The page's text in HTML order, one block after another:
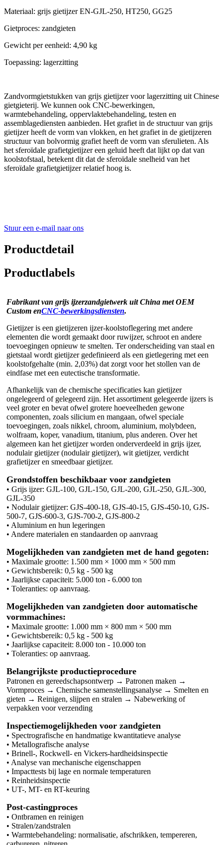
Materiaal: grijs gietijzer EN-GJL-250, HT250, GG25
Gietproces: zandgieten
Gewicht per eenheid: 4,90 kg
Toepassing: lagerzitting
Zandvormgietstukken van grijs gietijzer voor lagerzitting uit Chinese
gietgieterij. We kunnen ook CNC-bewerkingen,
warmtebehandeling, oppervlaktebehandeling, testen en
assemblagediensten aanbieden. Het grafiet in de structuur van grijs
gietijzer heeft de vorm van vlokken, en het grafiet in de gietijzeren
structuur van bolvormig grafiet heeft de vorm van sferulieten. Als
het sferoïdale grafietgietijzer een geluid heeft dat lijkt op dat van
koolstofstaal, betekent dit dat de sferoïdale snelheid van het
sferoïdale grafietgietijzer relatief hoog is.
Stuur een e-mail naar ons
Productdetail
Productlabels
Fabrikant van grijs ijzerzandgietwerk uit China met OEM
Custom enCNC-bewerkingsdiensten.
Gietijzer is een gietijzeren ijzer-koolstoflegering met andere
elementen die wordt gemaakt door ruwijzer, schroot en andere
toevoegingen opnieuw te smelten. Ter onderscheiding van staal en
gietstaal wordt gietijzer gedefinieerd als een gietlegering met een
koolstofgehalte (min. 2,03%) dat zorgt voor het stollen van de
eindfase met een eutectische transformatie.
Afhankelijk van de chemische specificaties kan gietijzer
ongelegeerd of gelegeerd zijn. Het assortiment gelegeerde ijzers is
veel groter en bevat ofwel grotere hoeveelheden gewone
componenten, zoals silicium en mangaan, ofwel speciale
toevoegingen, zoals nikkel, chroom, aluminium, molybdeen,
wolfraam, koper, vanadium, titanium, plus anderen. Over het
algemeen kan het gietijzer worden onderverdeeld in grijs ijzer,
nodulair gietijzer (nodulair gietijzer), wit gietijzer, verdicht
grafietijzer en smeedbaar gietijzer.
Grondstoffen beschikbaar voor zandgieten
• Grijs ijzer: GJL-100, GJL-150, GJL-200, GJL-250, GJL-300,
GJL-350
• Nodulair gietijzer: GJS-400-18, GJS-40-15, GJS-450-10, GJS-
500-7, GJS-600-3, GJS-700-2, GJS-800-2
• Aluminium en hun legeringen
• Andere materialen en standaarden op aanvraag
Mogelijkheden van zandgieten met de hand gegoten:
• Maximale grootte: 1.500 mm × 1000 mm × 500 mm
• Gewichtsbereik: 0,5 kg - 500 kg
• Jaarlijkse capaciteit: 5.000 ton - 6.000 ton
• Toleranties: op aanvraag.
Mogelijkheden van zandgieten door automatische
vormmachines:
• Maximale grootte: 1.000 mm × 800 mm × 500 mm
• Gewichtsbereik: 0,5 kg - 500 kg
• Jaarlijkse capaciteit: 8.000 ton - 10.000 ton
• Toleranties: op aanvraag.
Belangrijkste productieprocedure
Patronen en gereedschapsontwerp → Patronen maken →
Vormproces → Chemische samenstellingsanalyse → Smelten en
gieten → Reinigen, slijpen en stralen → Nabewerking of
verpakken voor verzending
Inspectiemogelijkheden voor zandgieten
• Spectrografische en handmatige kwantitatieve analyse
• Metallografische analyse
• Brinell-, Rockwell- en Vickers-hardheidsinspectie
• Analyse van mechanische eigenschappen
• Impacttests bij lage en normale temperaturen
• Reinheidsinspectie
• UT-, MT- en RT-keuring
Post-castingproces
• Ontbramen en reinigen
• Stralen/zandstralen
• Warmtebehandeling: normalisatie, afschrikken, tempereren,